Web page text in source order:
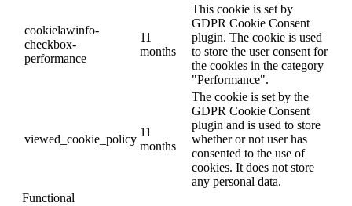
cookielawinfo-
checkbox-
performance
11
months
This cookie is set by
GDPR Cookie Consent
plugin. The cookie is used
to store the user consent for
the cookies in the category
"Performance".
viewed_cookie_policy
11
months
The cookie is set by the
GDPR Cookie Consent
plugin and is used to store
whether or not user has
consented to the use of
cookies. It does not store
any personal data.
Functional